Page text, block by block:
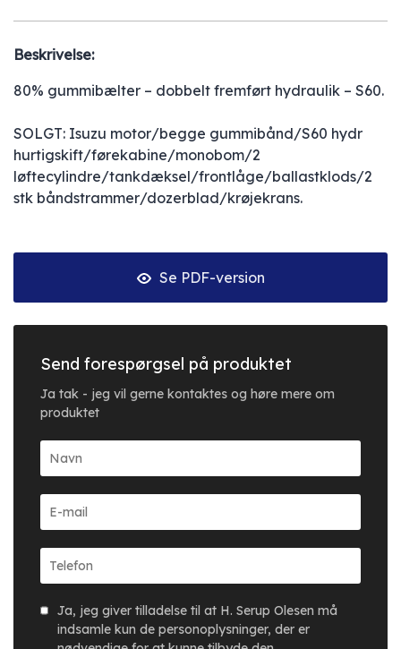
Beskrivelse:
80% gummibælter – dobbelt fremført hydraulik – S60.
SOLGT: Isuzu motor/begge gummibånd/S60 hydr
hurtigskift/førekabine/monobom/2
løftecylindre/tankdæksel/frontlåge/ballastklods/2
stk båndstrammer/dozerblad/krøjekrans.
Se PDF-version
Send forespørgsel på produktet
Ja tak - jeg vil gerne kontaktes og høre mere om
produktet
Ja, jeg giver tilladelse til at H. Serup Olesen må
indsamle kun de personoplysninger, der er